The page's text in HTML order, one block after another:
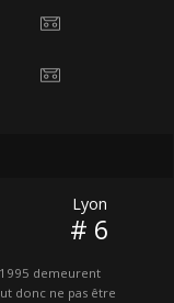
Lyon
# 6
demeurent
donc ne pas être